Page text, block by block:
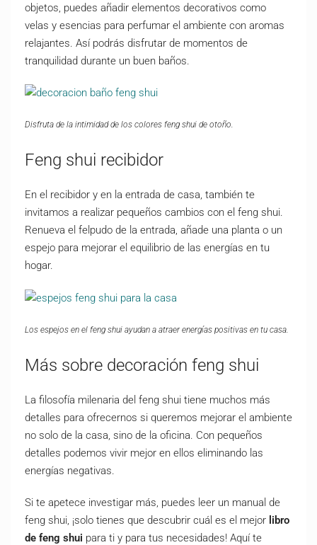
objetos, puedes añadir elementos decorativos como
velas y esencias para perfumar el ambiente con aromas
relajantes. Así podrás disfrutar de momentos de
tranquilidad durante un buen baños.
Disfruta de la intimidad de los colores feng shui de otoño.
Feng shui recibidor
En el recibidor y en la entrada de casa, también te
invitamos a realizar pequeños cambios con el feng shui.
Renueva el felpudo de la entrada, añade una planta o un
espejo para mejorar el equilibrio de las energías en tu
hogar.
Los espejos en el feng shui ayudan a atraer energías positivas en tu casa.
Más sobre decoración feng shui
La filosofía milenaria del feng shui tiene muchos más
detalles para ofrecernos si queremos mejorar el ambiente
no solo de la casa, sino de la oficina. Con pequeños
detalles podemos vivir mejor en ellos eliminando las
energías negativas.
Si te apetece investigar más, puedes leer un manual de
feng shui, ¡solo tienes que descubrir cuál es el mejor libro
de feng shui para ti y para tus necesidades! Aquí te